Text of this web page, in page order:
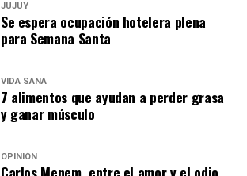
JUJUY
Se espera ocupación hotelera plena
para Semana Santa
VIDA SANA
7 alimentos que ayudan a perder grasa
y ganar músculo
OPINIÓN